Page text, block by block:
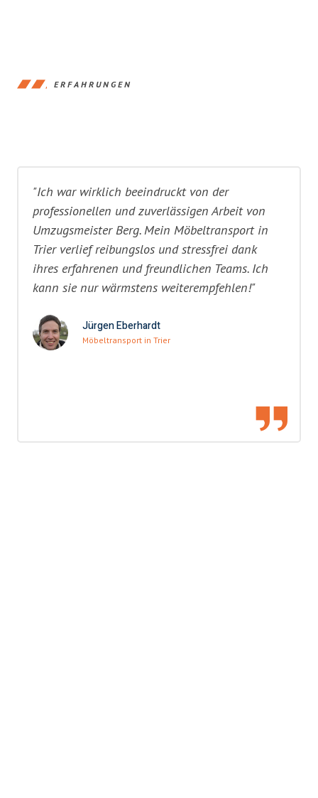
ERFAHRUNGEN
"Ich war wirklich beeindruckt von der
professionellen und zuverlässigen Arbeit von
Umzugsmeister Berg. Mein Möbeltransport in
Trier verlief reibungslos und stressfrei dank
ihres erfahrenen und freundlichen Teams. Ich
kann sie nur wärmstens weiterempfehlen!"
Jürgen Eberhardt
Möbeltransport in Trier